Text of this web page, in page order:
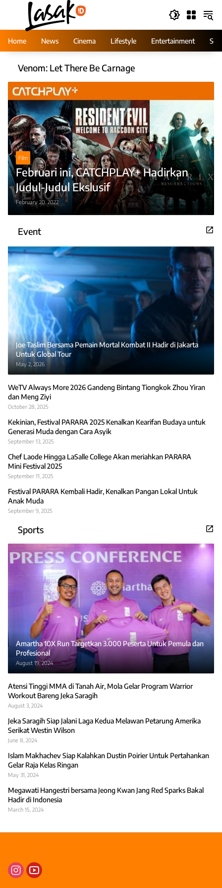
Home
News Cinema Lifestyle Entertainment
Venom: Let There Be Carnage
Film
Februari ini, CATCHPLAY+ Hadirkan
Judul-Judul Ekslusif
February 20, 2022
Event
Joe Taslim Bersama Pemain Mortal Kombat II Hadir di Jakarta
Untuk Global Tour
May 2, 2026
WeTV Always More 2026 Gandeng Bintang Tiongkok Zhou Yiran
dan Meng Ziyi
October 28, 2025
Kekinian, Festival PARARA 2025 Kenalkan Kearifan Budaya untuk
Generasi Muda dengan Cara Asyik
September 13, 2025
Chef Laode Hingga LaSalle College Akan meriahkan PARARA
Mini Festival 2025
September 11, 2025
Festival PARARA Kembali Hadir, Kenalkan Pangan Lokal Untuk
Anak Muda
September 9, 2025
Sports
Amartha 10X Run Targetkan 3.000 Peserta Untuk Pemula dan
Profesional
August 19, 2024
Atensi Tinggi MMA di Tanah Air, Mola Gelar Program Warrior
Workout Bareng Jeka Saragih
August 3, 2024
Jeka Saragih Siap Jalani Laga Kedua Melawan Petarung Amerika
Serikat Westin Wilson
June 8, 2024
Islam Makhachev Siap Kalahkan Dustin Poirier Untuk Pertahankan
Gelar Raja Kelas Ringan
May 31, 2024
Megawati Hangestri bersama Jeong Kwan Jang Red Sparks Bakal
Hadir di Indonesia
March 15, 2024